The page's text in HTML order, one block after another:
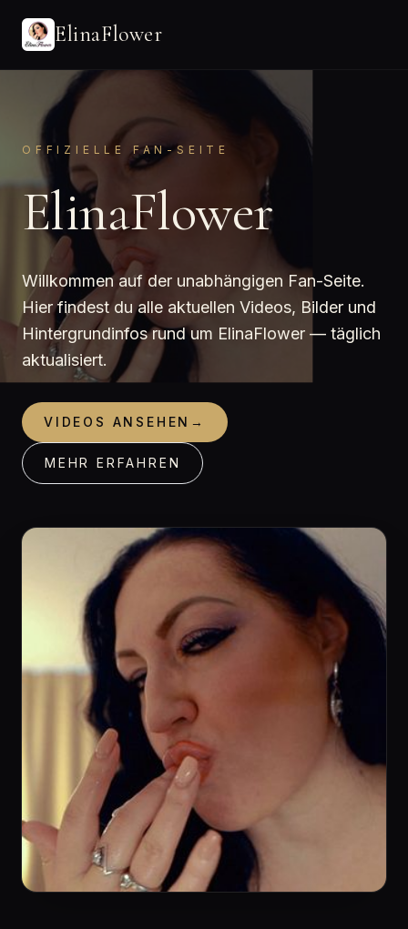
ElinaFlower
OFFIZIELLE FAN-SEITE
ElinaFlower
Willkommen auf der unabhängigen Fan-Seite.
Hier findest du alle aktuellen Videos, Bilder und
Hintergrundinfos rund um ElinaFlower — täglich
aktualisiert.
VIDEOS ANSEHEN →
MEHR ERFAHREN